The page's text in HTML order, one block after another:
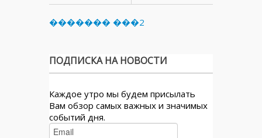
������� ���2
ПОДПИСКА НА НОВОСТИ
Каждое утро мы будем присылать
Вам обзор самых важных и значимых
событий дня.